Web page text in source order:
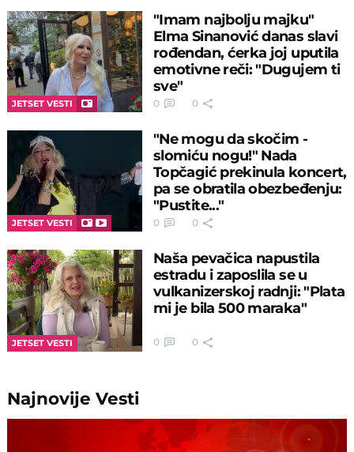
JETSET VESTI
"Imam najbolju majku"
Elma Sinanović danas slavi
rođendan, ćerka joj uputila
emotivne reči: "Dugujem ti
sve"
0 0
JETSET VESTI
"Ne mogu da skočim -
slomiću nogu!" Nada
Topčagić prekinula koncert,
pa se obratila obezbeđenju:
"Pustite..."
0 0
JETSET VESTI
Naša pevačica napustila
estradu i zaposlila se u
vulkanizerskoj radnji: "Plata
mi je bila 500 maraka"
0 0
NajnovijeVesti